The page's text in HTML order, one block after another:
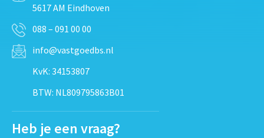
5617 AM Eindhoven
088 – 091 00 00
info@vastgoedbs.nl
KvK: 34153807
BTW: NL809795863B01
Heb je een vraag?